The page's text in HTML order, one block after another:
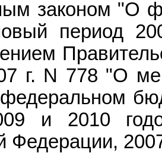
законом "О
период
г. N 778 "О
и 2010
Федерации,